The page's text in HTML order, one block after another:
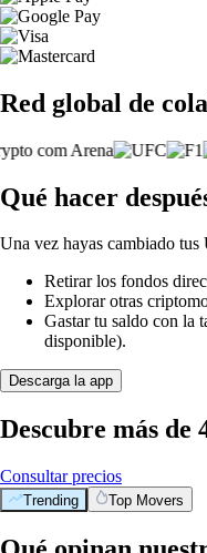
Red global de
Qué hacer
Una vez hayas cambiado
Retirar los fondos
Explorar otras
Gastar tu saldo con la
disponible).
Descarga la app
Descubre más de
Consultar precios
Trending Top Movers